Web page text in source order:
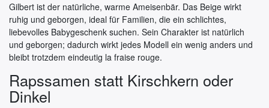
Gilbert ist der natürliche, warme Ameisenbär. Das Beige wirkt
ruhig und geborgen, ideal für Familien, die ein schlichtes,
liebevolles Babygeschenk suchen. Sein Charakter ist natürlich
und geborgen; dadurch wirkt jedes Modell ein wenig anders und
bleibt trotzdem eindeutig la fraise rouge.
Rapssamen statt Kirschkern oder
Dinkel